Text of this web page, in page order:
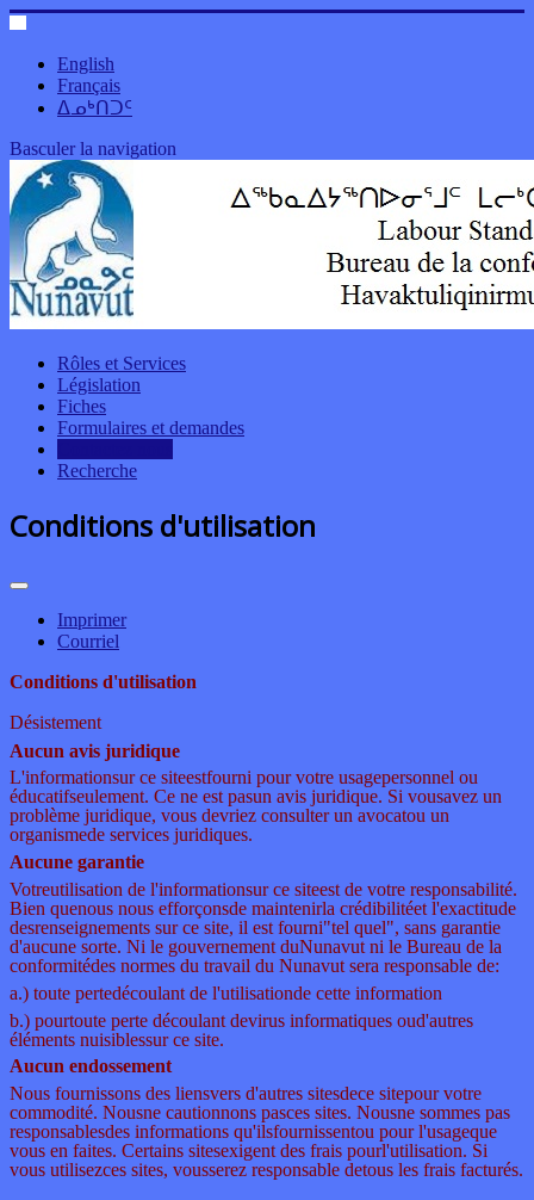
English
Français
ᐃᓄᒃᑎᑐᑦ
Basculer la navigation
Rôles et Services
Législation
Fiches
Formulaires et demandes
Recherche
Conditions d'utilisation
Imprimer
Courriel
Conditions d'utilisation
Désistement
Aucun avis juridique
L'informationsur ce siteestfourni pour votre usagepersonnel ou
éducatifseulement. Ce ne est pasun avis juridique. Si vousavez un
problème juridique, vous devriez consulter un avocatou un
organismede services juridiques.
Aucune garantie
Votreutilisation de l'informationsur ce siteest de votre responsabilité.
Bien quenous nous efforçonsde maintenirla crédibilitéet l'exactitude
desrenseignements sur ce site, il est fourni"tel quel", sans garantie
d'aucune sorte. Ni le gouvernement duNunavut ni le Bureau de la
conformitédes normes du travail du Nunavut sera responsable de:
a.) toute pertedécoulant de l'utilisationde cette information
b.) pourtoute perte découlant devirus informatiques oud'autres
éléments nuisiblessur ce site.
Aucun endossement
Nous fournissons des liensvers d'autres sitesdece sitepour votre
commodité. Nousne cautionnons pasces sites. Nousne sommes pas
responsablesdes informations qu'ilsfournissentou pour l'usageque
vous en faites. Certains sitesexigent des frais pourl'utilisation. Si
vous utilisezces sites, vousserez responsable detous les frais facturés.